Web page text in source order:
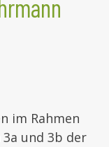
im Rahmen
und 3b der